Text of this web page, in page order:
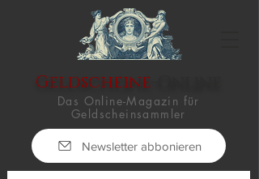
Geldscheine
Das Online-Magazin für
Geldscheinsammler
Newsletter abbonieren